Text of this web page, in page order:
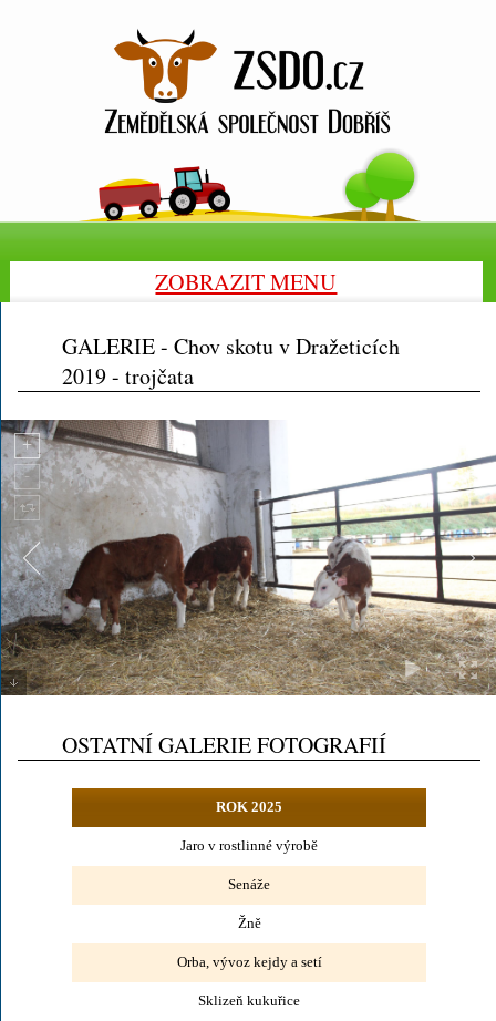
ZOBRAZIT MENU
GALERIE - Chov skotu v Dražeticích
2019 - trojčata
OSTATNÍ GALERIE FOTOGRAFIÍ
ROK 2025
Jaro v rostlinné výrobě
Senáže
Žně
Orba, vývoz kejdy a setí
Sklizeň kukuřice